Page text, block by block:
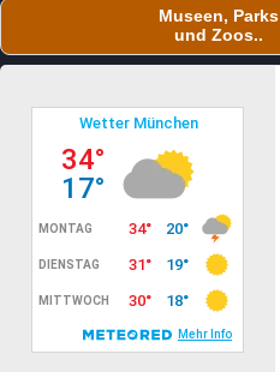
Museen, Parks
und Zoos..